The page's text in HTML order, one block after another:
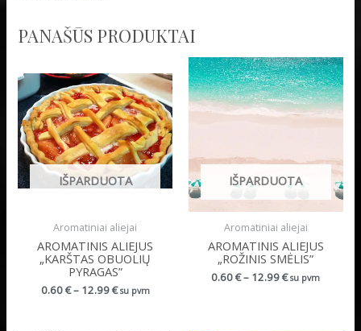
PANAŠŪS PRODUKTAI
IŠPARDUOTA
Aromatiniai aliejai
AROMATINIS ALIEJUS
„KARŠTAS OBUOLIŲ
PYRAGAS”
0.60€– 12.99€ su pvm
IŠPARDUOTA
Aromatiniai aliejai
AROMATINIS ALIEJUS
„ROŽINIS SMĖLIS”
0.60€– 12.99€ su pvm